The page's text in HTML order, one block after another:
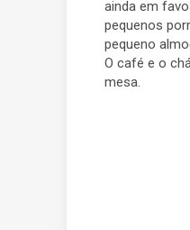
ainda em
pequenos
pequeno
O café e o
mesa.